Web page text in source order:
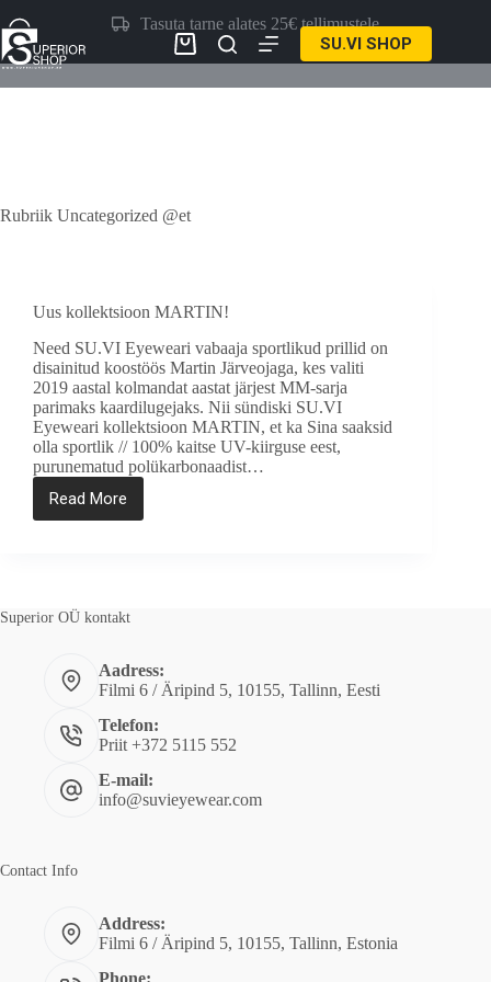
to
content
Tasuta tarne alates 25€ tellimustele
Ostukorv
SU.VI SHOP
Rubriik Uncategorized @et
Uus kollektsioon MARTIN!
Need SU.VI Eyeweari vabaaja sportlikud prillid on
disainitud koostöös Martin Järveojaga, kes valiti
2019 aastal kolmandat aastat järjest MM-sarja
parimaks kaardilugejaks. Nii sündiski SU.VI
Eyeweari kollektsioon MARTIN, et ka Sina saaksid
olla sportlik // 100% kaitse UV-kiirguse eest,
purunematud polükarbonaadist…
Read More
Uus
kollektsioon
Superior OÜ kontakt
Aadress:
Filmi 6 / Äripind 5, 10155, Tallinn, Eesti
Telefon:
Priit +372 5115 552
E-mail:
info@suvieyewear.com
Contact Info
Address:
Filmi 6 / Äripind 5, 10155, Tallinn, Estonia